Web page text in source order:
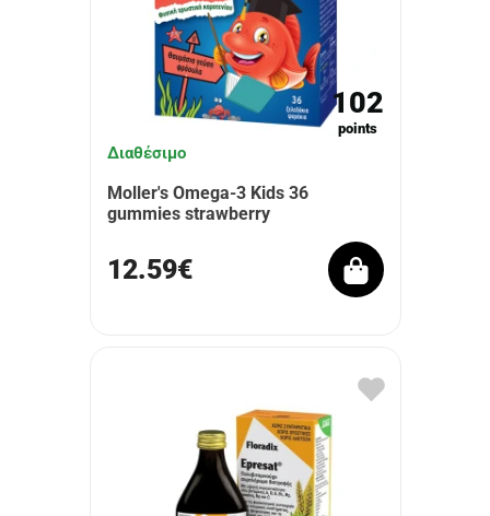
102
points
Διαθέσιμο
Moller's Omega-3 Kids 36
gummies strawberry
12.59€